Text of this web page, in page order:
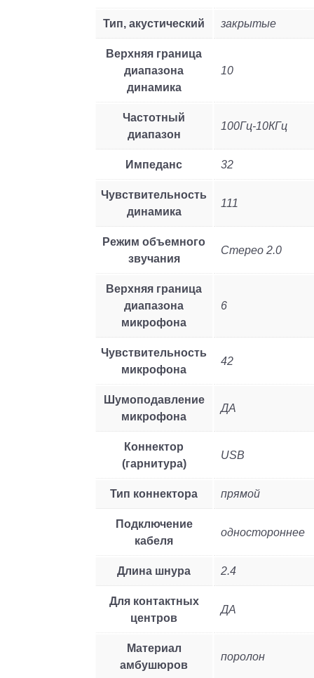
Тип, акустический закрытые
Верхняя граница
диапазона
динамика
10
Частотный
диапазон
100Гц-10КГц
Импеданс 32
Чувствительность
динамика
111
Режим объемного
звучания
Стерео 2.0
Верхняя граница
диапазона
микрофона
6
Чувствительность
микрофона
42
Шумоподавление
микрофона
ДА
Коннектор
(гарнитура)
USB
Тип коннектора прямой
Подключение
кабеля
одностороннее
Длина шнура 2.4
Для контактных
центров
ДА
Материал
амбушюров
поролон